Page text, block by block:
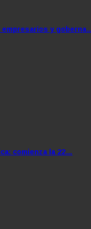
empresarios y
comienza la 22…